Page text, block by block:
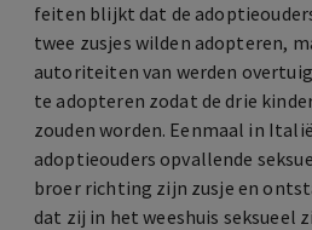
feiten blijkt dat de
twee zusjes wilden adopteren,
autoriteiten van werden
te adopteren zodat de drie
zouden worden. Eenmaal in
adoptieouders opvallende
broer richting zijn zusje en
dat zij in het weeshuis seksueel